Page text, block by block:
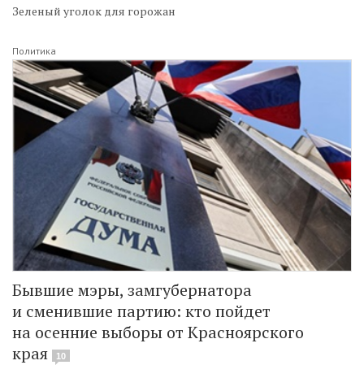
Зеленый уголок для горожан
Политика
Бывшие мэры, замгубернатора
и сменившие партию: кто пойдет
на осенние выборы от Красноярского
края
10